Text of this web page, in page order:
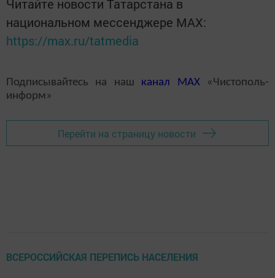
Читайте новости Татарстана в
национальном мессенджере MАХ:
https://max.ru/tatmedia
Подписывайтесь на наш канал MAX«Чистополь-
информ»
Перейти на страницу новости
ВСЕРОССИЙСКАЯ ПЕРЕПИСЬ НАСЕЛЕНИЯ